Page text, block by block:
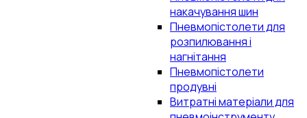
накачування шин
Пневмопістолети для
розпилювання і
нагнітання
Пневмопістолети
продувні
Витратні матеріали для